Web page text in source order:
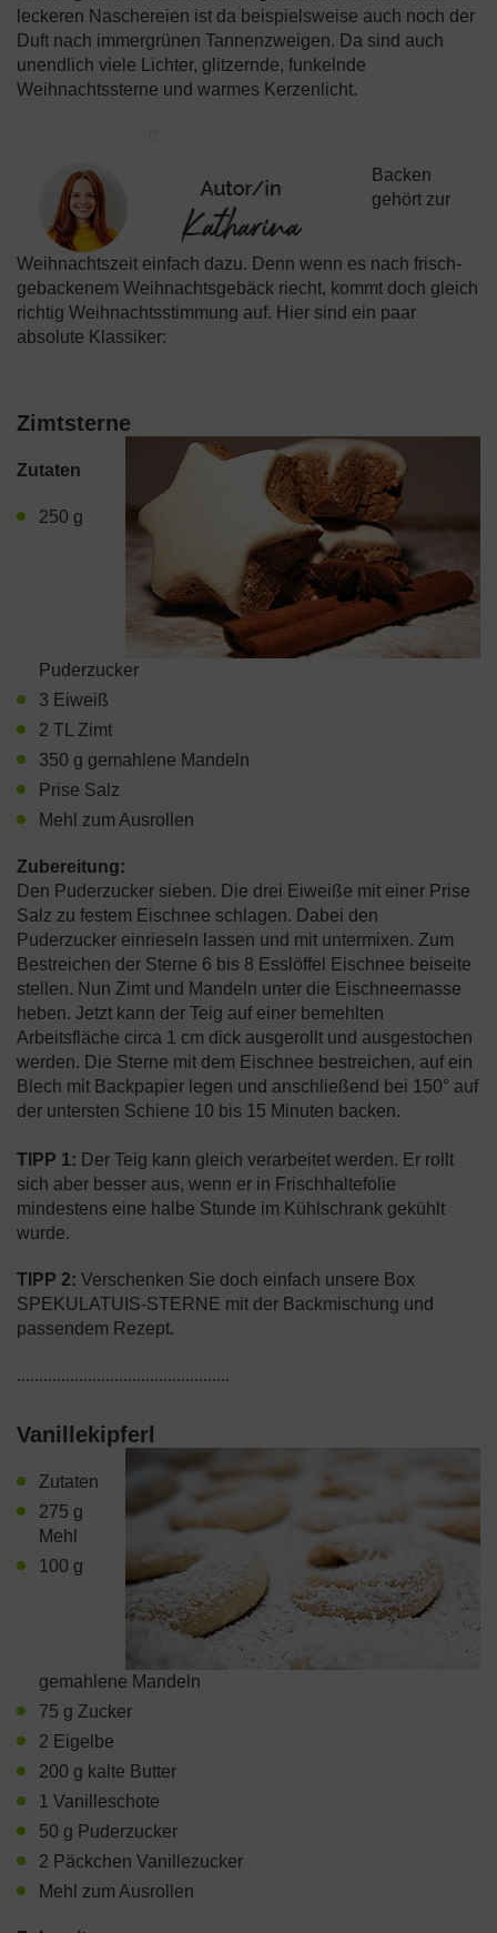
leckeren Naschereien ist da beispielsweise auch noch der
Duft nach immergrünen Tannenzweigen. Da sind auch
unendlich viele Lichter, glitzernde, funkelnde
Weihnachtssterne und warmes Kerzenlicht.
Backen
gehört zur
Weihnachtszeit einfach dazu. Denn wenn es nach frisch-
gebackenem Weihnachtsgebäck riecht, kommt doch gleich
richtig Weihnachtsstimmung auf. Hier sind ein paar
absolute Klassiker:
Zimtsterne
Zutaten
250 g
Puderzucker
3 Eiweiß
2 TL Zimt
350 g gemahlene Mandeln
Prise Salz
Mehl zum Ausrollen
Zubereitung:
Den Puderzucker sieben. Die drei Eiweiße mit einer Prise
Salz zu festem Eischnee schlagen. Dabei den
Puderzucker einrieseln lassen und mit untermixen. Zum
Bestreichen der Sterne 6 bis 8 Esslöffel Eischnee beiseite
stellen. Nun Zimt und Mandeln unter die Eischneemasse
heben. Jetzt kann der Teig auf einer bemehlten
Arbeitsfläche circa 1 cm dick ausgerollt und ausgestochen
werden. Die Sterne mit dem Eischnee bestreichen, auf ein
Blech mit Backpapier legen und anschließend bei 150° auf
der untersten Schiene 10 bis 15 Minuten backen.
TIPP 1: Der Teig kann gleich verarbeitet werden. Er rollt
sich aber besser aus, wenn er in Frischhaltefolie
mindestens eine halbe Stunde im Kühlschrank gekühlt
wurde.
TIPP 2: Verschenken Sie doch einfach unsere Box
SPEKULATUIS-STERNE mit der Backmischung und
passendem Rezept.
................................................
Vanillekipferl
Zutaten
275 g
Mehl
100 g
gemahlene Mandeln
75 g Zucker
2 Eigelbe
200 g kalte Butter
1 Vanilleschote
50 g Puderzucker
2 Päckchen Vanillezucker
Mehl zum Ausrollen